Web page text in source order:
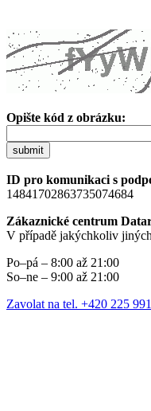
Opište kód z obrázku:
submit
ID pro komunikaci s
14841702863735074684
Zákaznické centrum
V případě jakýchkoliv jiných
Po–pá – 8:00 až 21:00
So–ne – 9:00 až 21:00
Zavolat na tel. +420 225